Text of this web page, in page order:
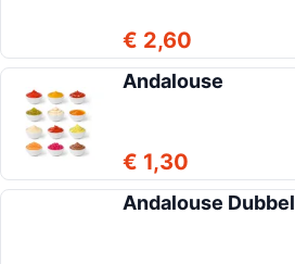
€ 2,60
Andalouse
€ 1,30
Andalouse Dubbel